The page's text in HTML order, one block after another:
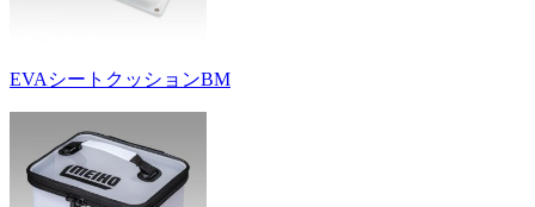
EVAシートクッションBM